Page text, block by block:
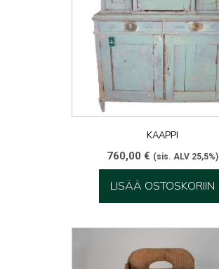
KAAPPI
760,00€ (sis. ALV 25,5%)
LISÄÄ OSTOSKORIIN